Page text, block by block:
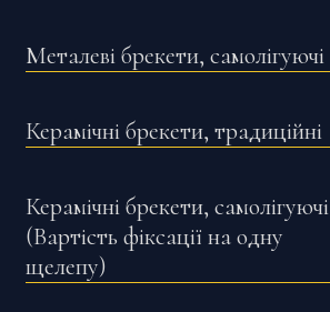
Металеві брекети, самолігуючі
Керамічні брекети, традиційні
Керамічні брекети, самолігуючі
(Вартість фіксації на одну
щелепу)